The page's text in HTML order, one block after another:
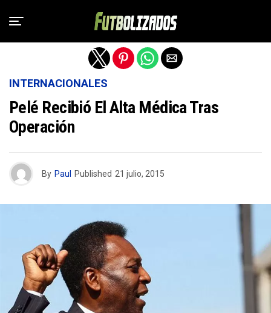
INTERNACIONALES
Pelé Recibió El Alta Médica Tras
Operación
By Paul Published 21 julio, 2015
Salir de la versión móvil